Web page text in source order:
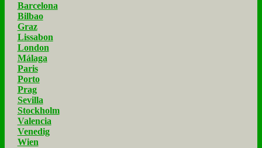
Barcelona
Bilbao
Graz
Lissabon
London
Málaga
Paris
Porto
Prag
Sevilla
Stockholm
Valencia
Venedig
Wien